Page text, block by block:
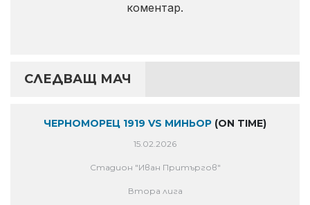
коментар.
СЛЕДВАЩ МАЧ
ЧЕРНОМОРЕЦ 1919 VS МИНЬОР (ON TIME)
15.02.2026
Стадион "Иван Притъргов"
Втора лига